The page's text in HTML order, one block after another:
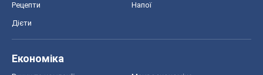
Рецепти Напої
Дієти
Економіка